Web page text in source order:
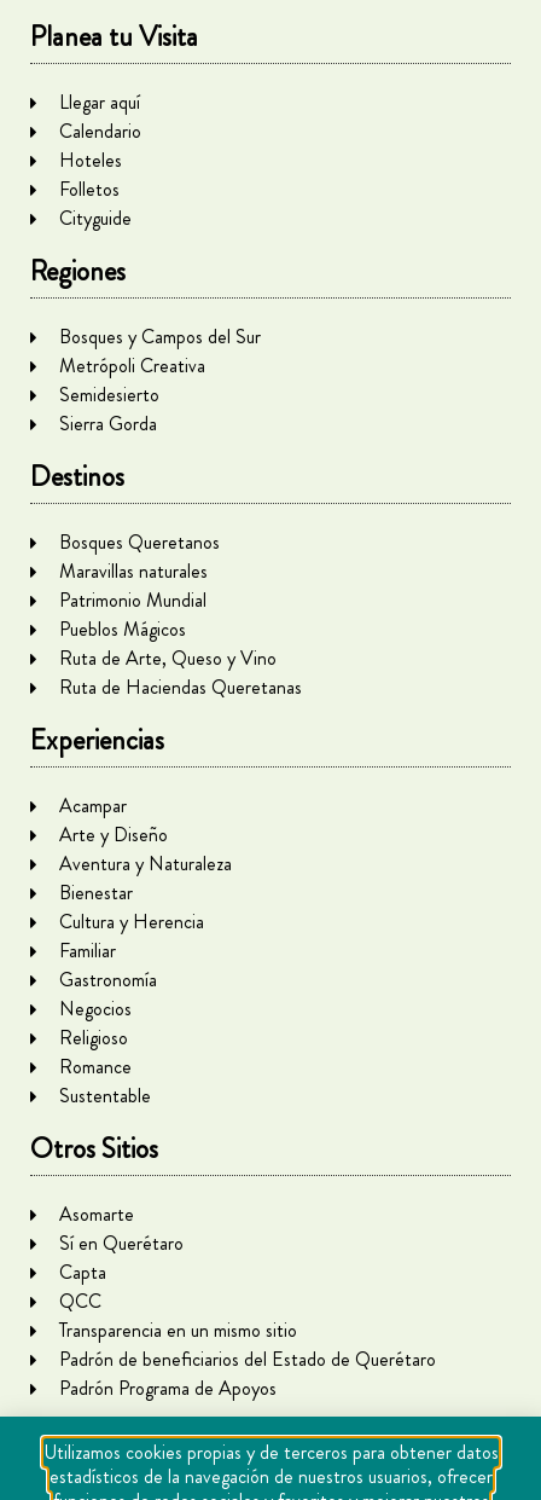
Planea tu Visita
Llegar aquí
Calendario
Hoteles
Folletos
Cityguide
Regiones
Bosques y Campos del Sur
Metrópoli Creativa
Semidesierto
Sierra Gorda
Destinos
Bosques Queretanos
Maravillas naturales
Patrimonio Mundial
Pueblos Mágicos
Ruta de Arte, Queso y Vino
Ruta de Haciendas Queretanas
Experiencias
Acampar
Arte y Diseño
Aventura y Naturaleza
Bienestar
Cultura y Herencia
Familiar
Gastronomía
Negocios
Religioso
Romance
Sustentable
Otros Sitios
Asomarte
Sí en Querétaro
Capta
QCC
Transparencia en un mismo sitio
Padrón de beneficiarios del Estado de Querétaro
Padrón Programa de Apoyos
Utilizamos cookies propias y de terceros para obtener datos
estadísticos de la navegación de nuestros usuarios, ofrecer